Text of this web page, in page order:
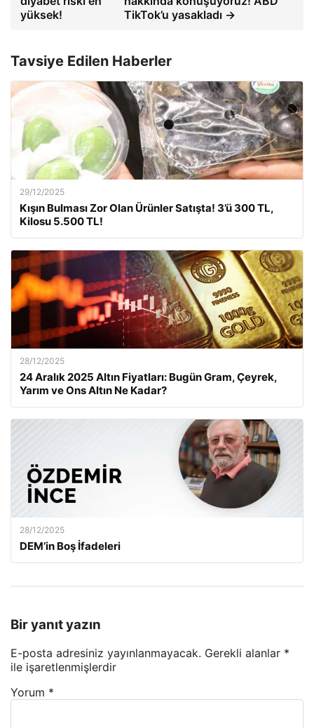
yüksek!
TikTok’u yasakladı →
Tavsiye Edilen Haberler
29/12/2025
Kışın Bulması Zor Olan Ürünler Satışta! 3’ü 300 TL,
Kilosu 5.500 TL!
28/12/2025
24 Aralık 2025 Altın Fiyatları: Bugün Gram, Çeyrek,
Yarım ve Ons Altın Ne Kadar?
28/12/2025
DEM’in Boş İfadeleri
Bir yanıt yazın
E-posta adresiniz yayınlanmayacak. Gerekli alanlar *
ile işaretlenmişlerdir
Yorum *